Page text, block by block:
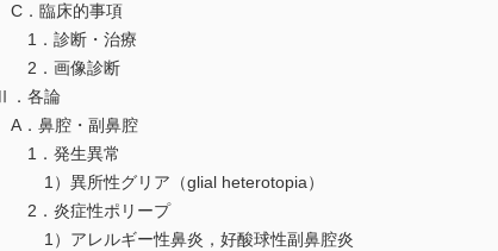
臨床的事項
診断・治療
画像診断
各論
鼻腔・副鼻腔
発生異常
異所性グリア（glial heterotopia）
炎症性ポリープ
アレルギー性鼻炎，好酸球性副鼻腔炎